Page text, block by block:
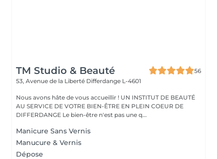
TM Studio & Beauté
56
53, Avenue de la Liberté Differdange L-4601
Nous avons hâte de vous accueillir ! UN INSTITUT DE BEAUTÉ
AU SERVICE DE VOTRE BIEN-ÊTRE EN PLEIN COEUR DE
DIFFERDANGE Le bien-être n'est pas une q...
Manicure Sans Vernis
Manucure & Vernis
Dépose